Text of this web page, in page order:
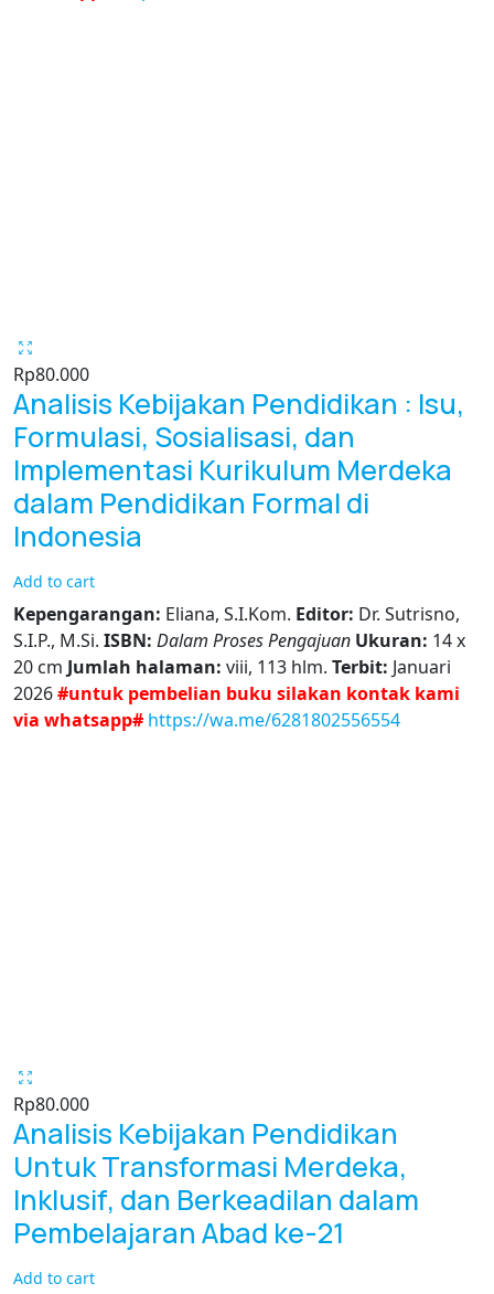
Rp80.000
Analisis Kebijakan Pendidikan : Isu,
Formulasi, Sosialisasi, dan
Implementasi Kurikulum Merdeka
dalam Pendidikan Formal di
Indonesia
Add to cart
Kepengarangan: Eliana, S.I.Kom. Editor: Dr. Sutrisno,
S.I.P., M.Si. ISBN: Dalam Proses Pengajuan Ukuran: 14 x
20 cm Jumlah halaman: viii, 113 hlm. Terbit: Januari
2026#untuk pembelian buku silakan kontak kami
via whatsapp# https://wa.me/6281802556554
Rp80.000
Analisis Kebijakan Pendidikan
Untuk Transformasi Merdeka,
Inklusif, dan Berkeadilan dalam
Pembelajaran Abad ke-21
Add to cart